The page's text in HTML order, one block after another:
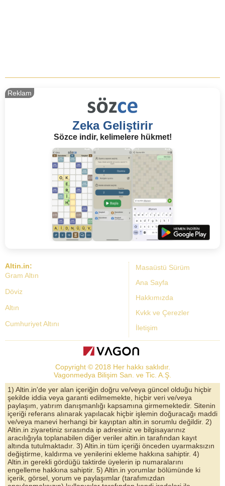
Zeka Geliştirir
Sözce indir, kelimelere hükmet!
Reklam
Masaüstü Sürüm
Ana Sayfa
Hakkımızda
Kvkk ve Çerezler
İletişim
Altin.in:
Gram Altın
Döviz
Altın
Cumhuriyet Altını
Dolar Kuru
Altın Yorumları
Döviz Kurları
Çeyrek Altın
Bitcoin
Euro/Dolar Parite
Sterlin
Copyright © 2018 Her hakkı saklıdır.
Vagonmedya Bilişim San. ve Tic. A.Ş.
1) Altin.in'de yer alan içeriğin doğru ve/veya güncel olduğu hiçbir
şekilde iddia veya garanti edilmemekte, hiçbir veri ve/veya
paylaşım, yatırım danışmanlığı kapsamına girmemektedir. Sitenin
içeriği referans alınarak yapılacak hiçbir işlemin doğuracağı maddi
ve/veya manevi herhangi bir kayıptan altin.in sorumlu değildir. 2)
Altin.in ziyaretiniz sırasında ip adresiniz ve bilgisayarınız
aracılığıyla toplanabilen diğer veriler altin.in tarafından kayıt
altında tutulmaktadır. 3) Altin.in tüm içeriği önceden uyarmaksızın
değiştirme, kaldırma ve yenilerini ekleme hakkına sahiptir. 4)
Altin.in gerekli gördüğü taktirde üyelerin ip numaralarını
engelleme hakkına sahiptir. 5) Altin.in yorumlar bölümünde ki
içerik, görsel, yorum ve paylaşımlar (tarafımızdan